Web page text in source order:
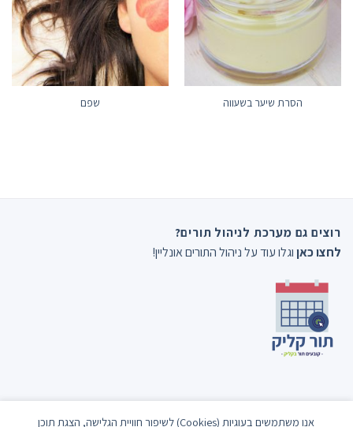
הסרת שיער בשעווה שפם
רוצים גם מערכת לניהול תורים?
לחצו כאןוגלו עוד על ניהול התורים אונליין!
אנו משתמשים בעוגיות (Cookies) לשיפור חוויית הגלישה, הצגת תוכן